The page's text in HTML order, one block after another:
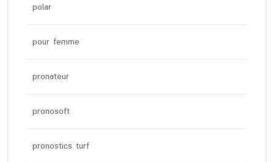
polar
pour femme
pronateur
pronosoft
pronostics turf